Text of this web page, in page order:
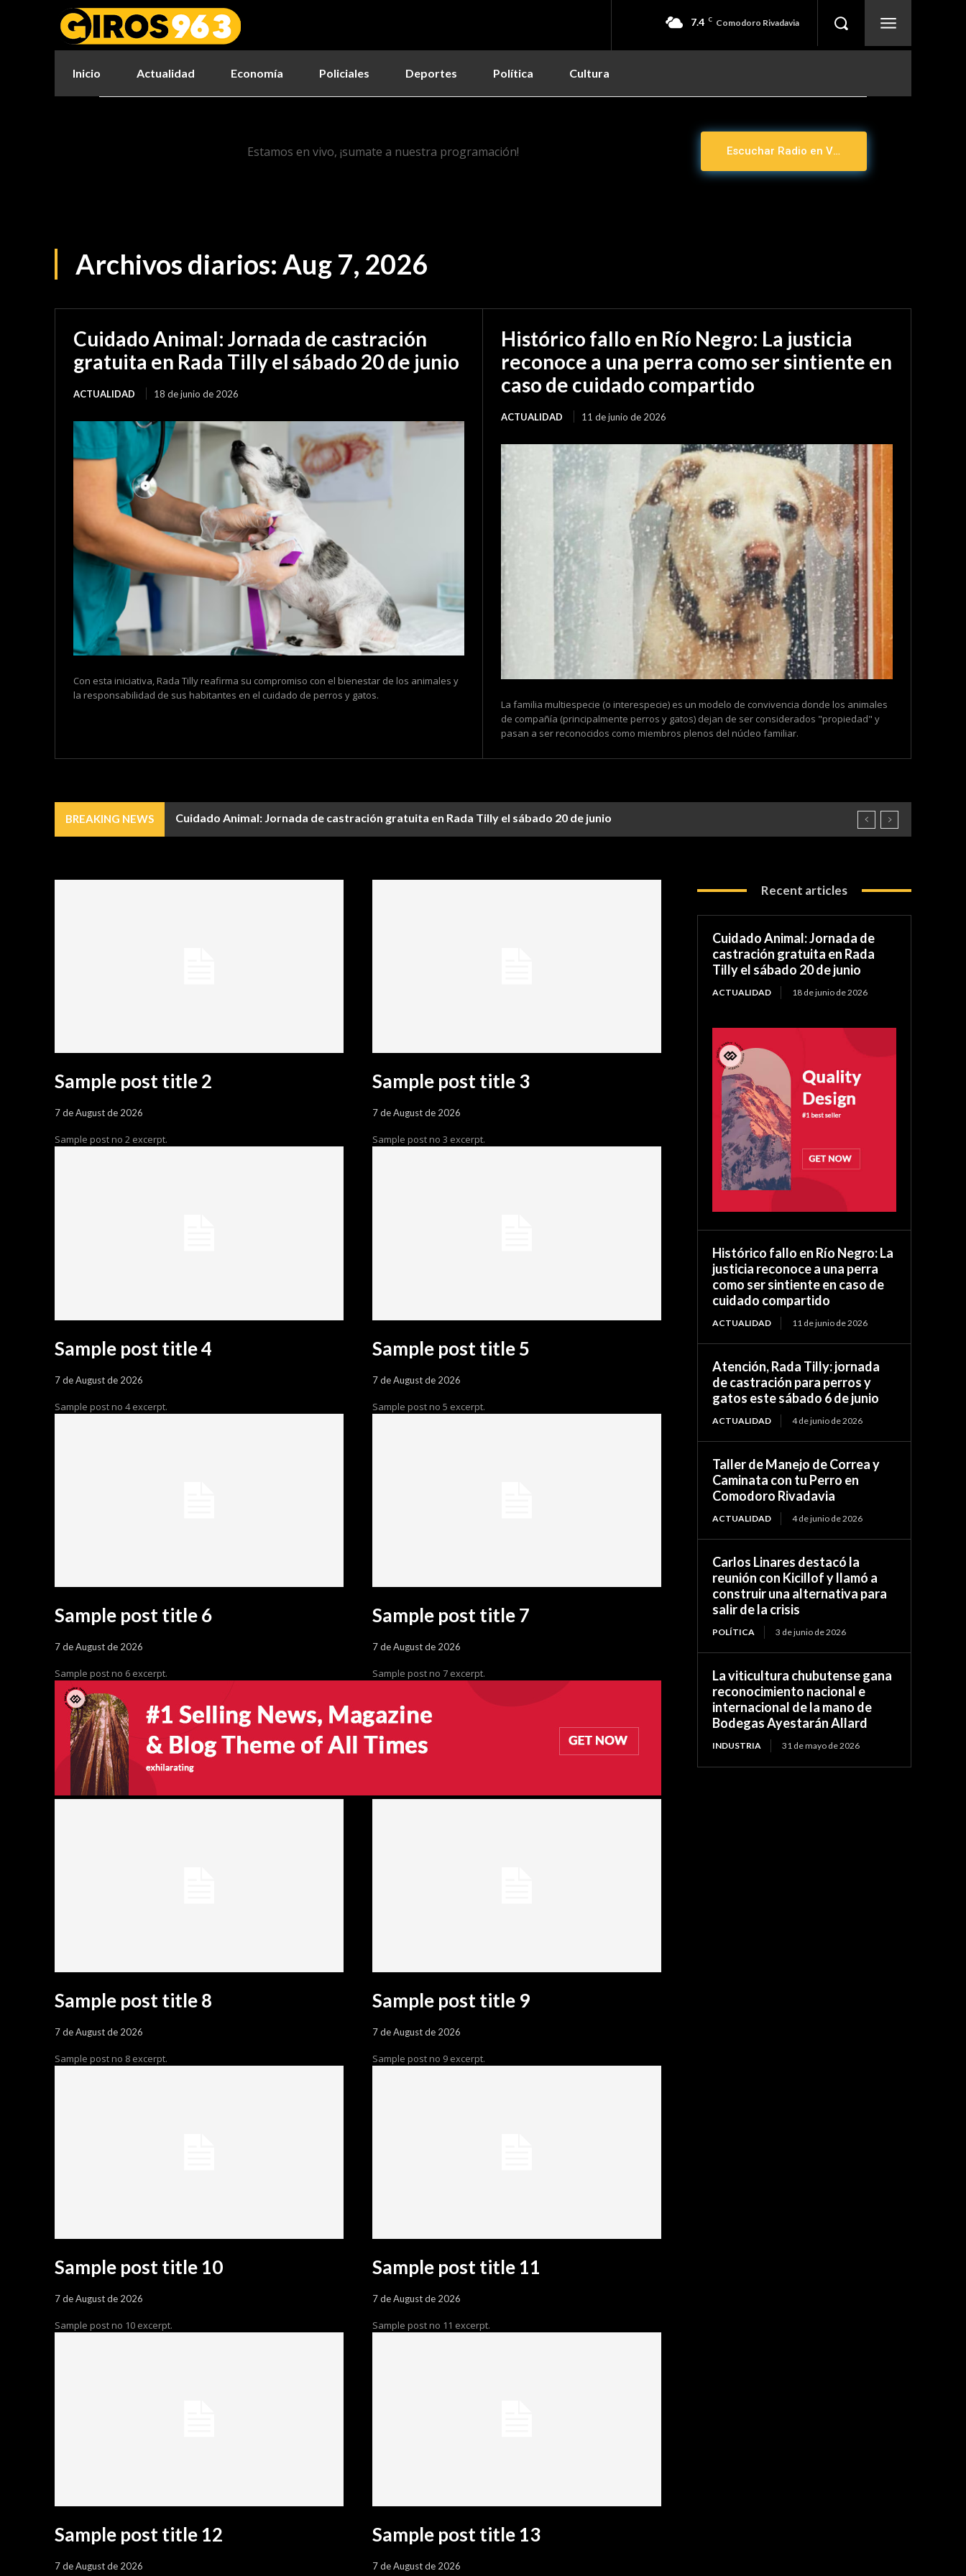
7.4 C Comodoro Rivadavia
Inicio Actualidad Economía Policiales Deportes Política Cultura
Estamos en vivo, ¡sumate a nuestra programación! Escuchar Radio en Vivo
Archivos diarios: Aug 7, 2026
Cuidado Animal: Jornada de castración
gratuita en Rada Tilly el sábado 20 de junio
ACTUALIDAD 18 de junio de 2026
Con esta iniciativa, Rada Tilly reafirma su compromiso con el bienestar de los animales y
la responsabilidad de sus habitantes en el cuidado de perros y gatos.
Histórico fallo en Río Negro: La justicia
reconoce a una perra como ser sintiente en
caso de cuidado compartido
ACTUALIDAD 11 de junio de 2026
La familia multiespecie (o interespecie) es un modelo de convivencia donde los animales
de compañía (principalmente perros y gatos) dejan de ser considerados "propiedad" y
pasan a ser reconocidos como miembros plenos del núcleo familiar.
BREAKING NEWS Cuidado Animal: Jornada de castración gratuita en Rada Tilly el sábado 20 de junio
Sample post title 2
7 de August de 2026
Sample post no 2 excerpt.
Sample post title 3
7 de August de 2026
Sample post no 3 excerpt.
Sample post title 4
7 de August de 2026
Sample post no 4 excerpt.
Sample post title 5
7 de August de 2026
Sample post no 5 excerpt.
Sample post title 6
7 de August de 2026
Sample post no 6 excerpt.
Sample post title 7
7 de August de 2026
Sample post no 7 excerpt.
Sample post title 8
7 de August de 2026
Sample post no 8 excerpt.
Sample post title 9
7 de August de 2026
Sample post no 9 excerpt.
Sample post title 10
7 de August de 2026
Sample post no 10 excerpt.
Sample post title 11
7 de August de 2026
Sample post no 11 excerpt.
Sample post title 12
7 de August de 2026
Sample post title 13
7 de August de 2026
Recent articles
Cuidado Animal: Jornada de
castración gratuita en Rada
Tilly el sábado 20 de junio
ACTUALIDAD 18 de junio de 2026
Histórico fallo en Río Negro: La
justicia reconoce a una perra
como ser sintiente en caso de
cuidado compartido
ACTUALIDAD 11 de junio de 2026
Atención, Rada Tilly: jornada
de castración para perros y
gatos este sábado 6 de junio
ACTUALIDAD 4 de junio de 2026
Taller de Manejo de Correa y
Caminata con tu Perro en
Comodoro Rivadavia
ACTUALIDAD 4 de junio de 2026
Carlos Linares destacó la
reunión con Kicillof y llamó a
construir una alternativa para
salir de la crisis
POLÍTICA 3 de junio de 2026
La viticultura chubutense gana
reconocimiento nacional e
internacional de la mano de
Bodegas Ayestarán Allard
INDUSTRIA 31 de mayo de 2026